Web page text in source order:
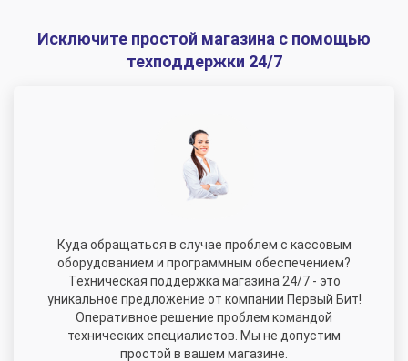
Исключите простой магазина с помощью
техподдержки 24/7
Куда обращаться в случае проблем с кассовым
оборудованием и программным обеспечением?
Техническая поддержка магазина 24/7 - это
уникальное предложение от компании Первый Бит!
Оперативное решение проблем командой
технических специалистов. Мы не допустим
простой в вашем магазине.